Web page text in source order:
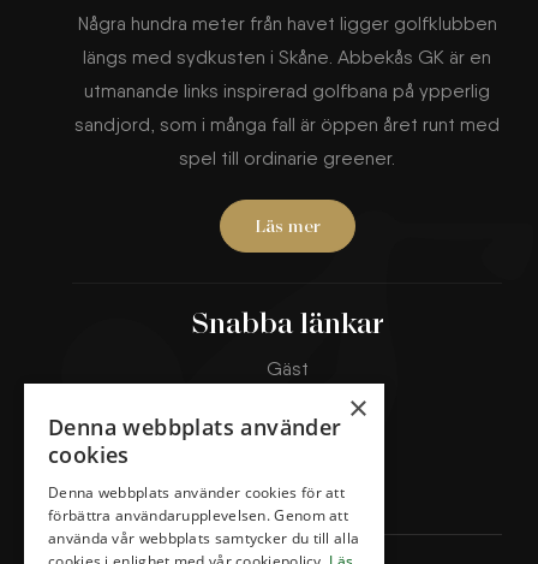
Snabba länkar
Gäst
Boka starttid
Restaurang & Hotell
Några hundra meter från havet ligger golfklubben
längs med sydkusten i Skåne. Abbekås GK är en
utmanande links inspirerad golfbana på ypperlig
sandjord, som i många fall är öppen året runt med
spel till ordinarie greener.
Läs mer
×
Denna webbplats använder
cookies
Denna webbplats använder cookies för att
förbättra användarupplevelsen. Genom att
använda vår webbplats samtycker du till alla